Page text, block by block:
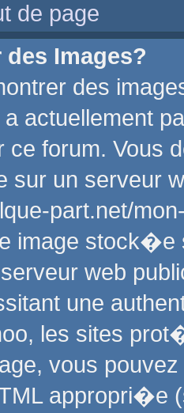
de page
Images?
des
actuellement
ce forum. Vous
un serveur
part.net/
image
web
une
les sites
vous